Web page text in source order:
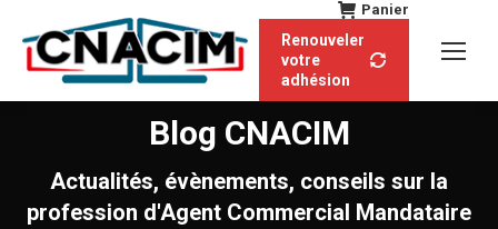
Panier
Renouveler
votre
adhésion
Blog CNACIM
Actualités, évènements, conseils sur la
profession d'Agent Commercial Mandataire